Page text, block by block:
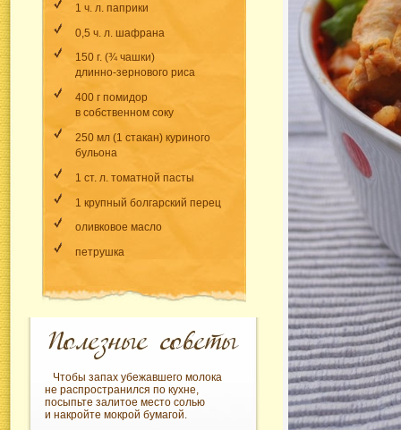
1 ч. л. паприки
0,5 ч. л. шафрана
150 г. (¾ чашки)
длинно-зернового риса
400 г помидор
в собственном соку
250 мл (1 стакан) куриного
бульона
1 ст. л. томатной пасты
1 крупный болгарский перец
оливковое масло
петрушка
Чтобы запах убежавшего молока
не распространился по кухне,
посыпьте залитое место солью
и накройте мокрой бумагой.